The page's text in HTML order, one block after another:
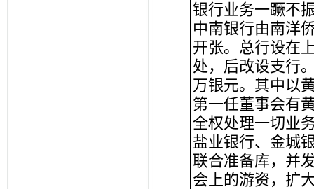
银行业务一蹶不
中南银行由南洋
开张。总行设在
处，后改设支行
万银元。其中以
第一任董事会有
全权处理一切业
盐业银行、金城
联合准备库，并
会上的游资，扩